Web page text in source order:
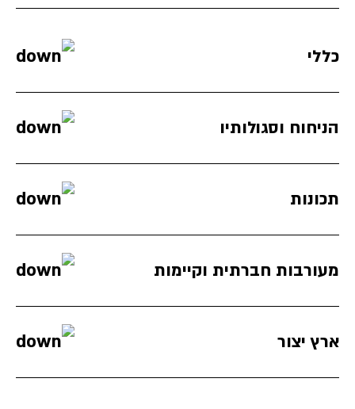
כללי
הניחוח וסגולותיו
תכונות
מעורבות חברתית וקיימות
ארץ יצור